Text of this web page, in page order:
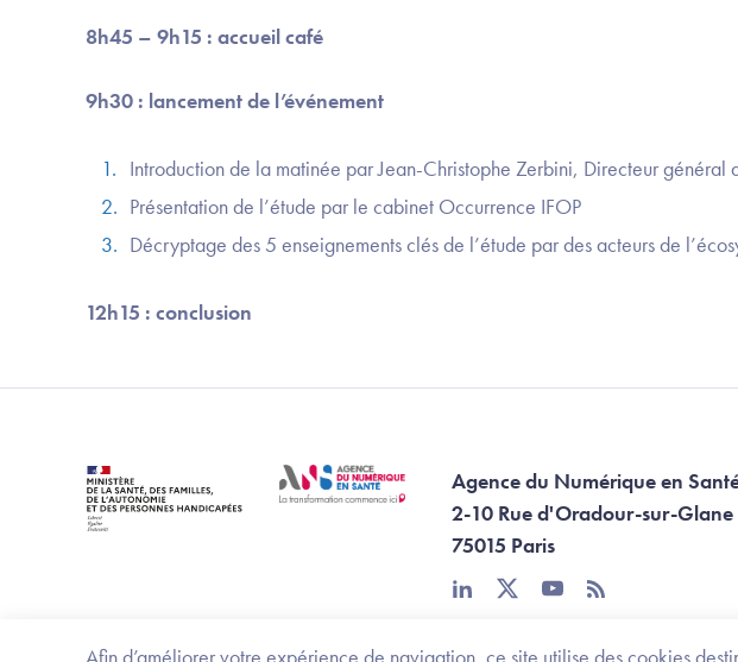
8h45 – 9h15 : accueil café
9h30 : lancement de l’événement
Introduction de la matinée par Jean-Christophe Zerbini, Directeur général
Présentation de l’étude par le cabinet Occurrence IFOP
Décryptage des 5 enseignements clés de l’étude par des acteurs de
12h15 : conclusion
Agence du Numérique en
2-10 Rue d'Oradour-sur-Glane
75015 Paris
linkedintwitteryoutube
rss